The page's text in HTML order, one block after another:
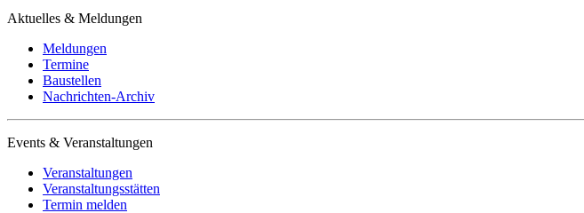
Aktuelles & Meldungen
Meldungen
Termine
Baustellen
Nachrichten-Archiv
Events & Veranstaltungen
Veranstaltungen
Veranstaltungsstätten
Termin melden